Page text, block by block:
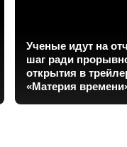
Ученые идут на
шаг ради
открытия в
«Материя